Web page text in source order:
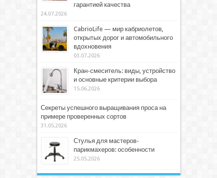
гарантией качества
24.07.2026
CabrioLife — мир кабриолетов,
открытых дорог и автомобильного
вдохновения
03.07.2026
Кран-смеситель: виды, устройство
и основные критерии выбора
15.06.2026
Секреты успешного выращивания проса на
примере проверенных сортов
31.05.2026
Стулья для мастеров-
парикмахеров: особенности
25.05.2026